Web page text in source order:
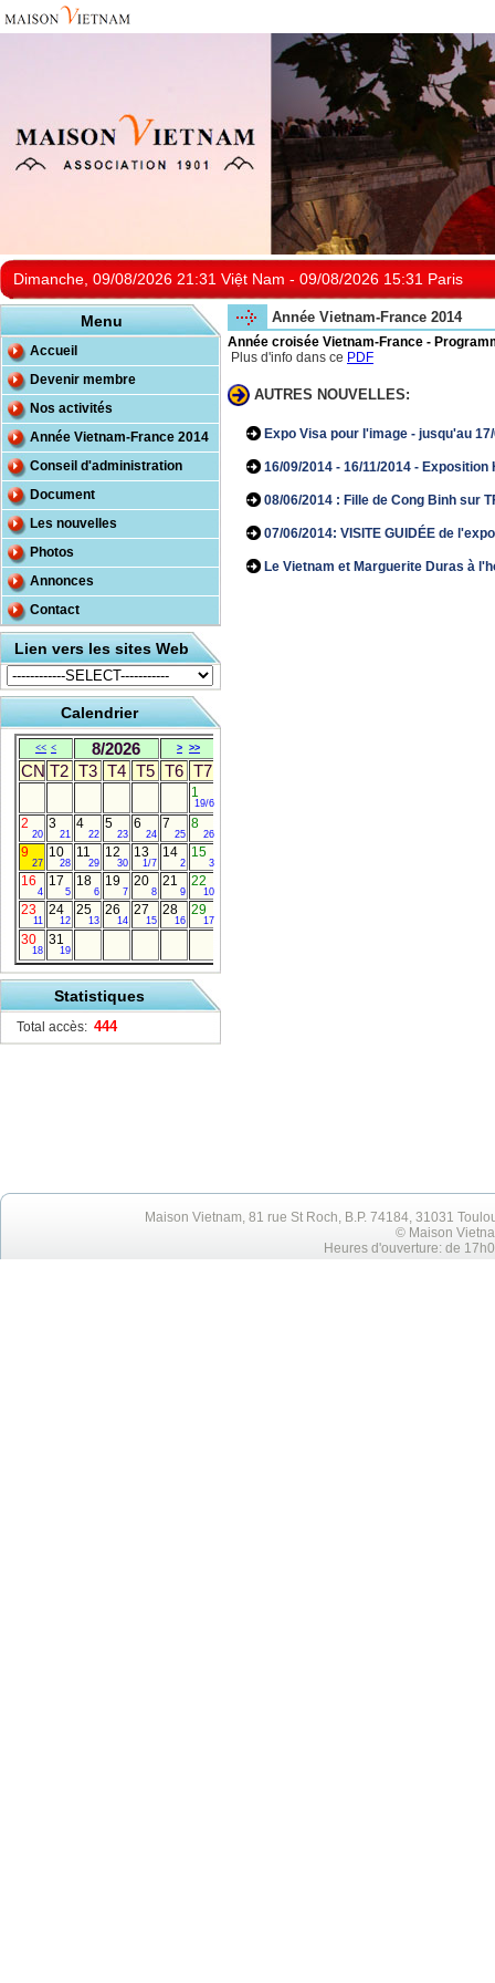
Dimanche, 09/08/2026 21:31 Việt Nam - 09/08/2026 15:31 Paris
Menu
Accueil
Devenir membre
Nos activités
Année Vietnam-France 2014
Conseil d'administration
Document
Les nouvelles
Photos
Annonces
Contact
Lien vers les sites Web
Calendrier
<< < 8/2026 > >>
CN T2 T3 T4 T5 T6 T7
1
19/6
2
20
3
21
4
22
5
23
6
24
7
25
8
26
9
27
10
28
11
29
12
30
13
1/7
14
2
15
3
16
4
17
5
18
6
19
7
20
8
21
9
22
10
23
11
24
12
25
13
26
14
27
15
28
16
29
17
30
18
31
19
Statistiques
Total accès: 444
Année Vietnam-France 2014
Année croisée Vietnam-France -
Plus d'info dans ce PDF
AUTRES NOUVELLES:
Expo Visa pour l'image - jusqu'au
16/09/2014 - 16/11/2014 -
08/06/2014 : Fille de Cong Binh sur
07/06/2014: VISITE GUIDÉE de
Le Vietnam et Marguerite Duras à
Maison Vietnam, 81 rue St Roch, B.P. 74184, 31031
© Maison
Heures d'ouverture: de